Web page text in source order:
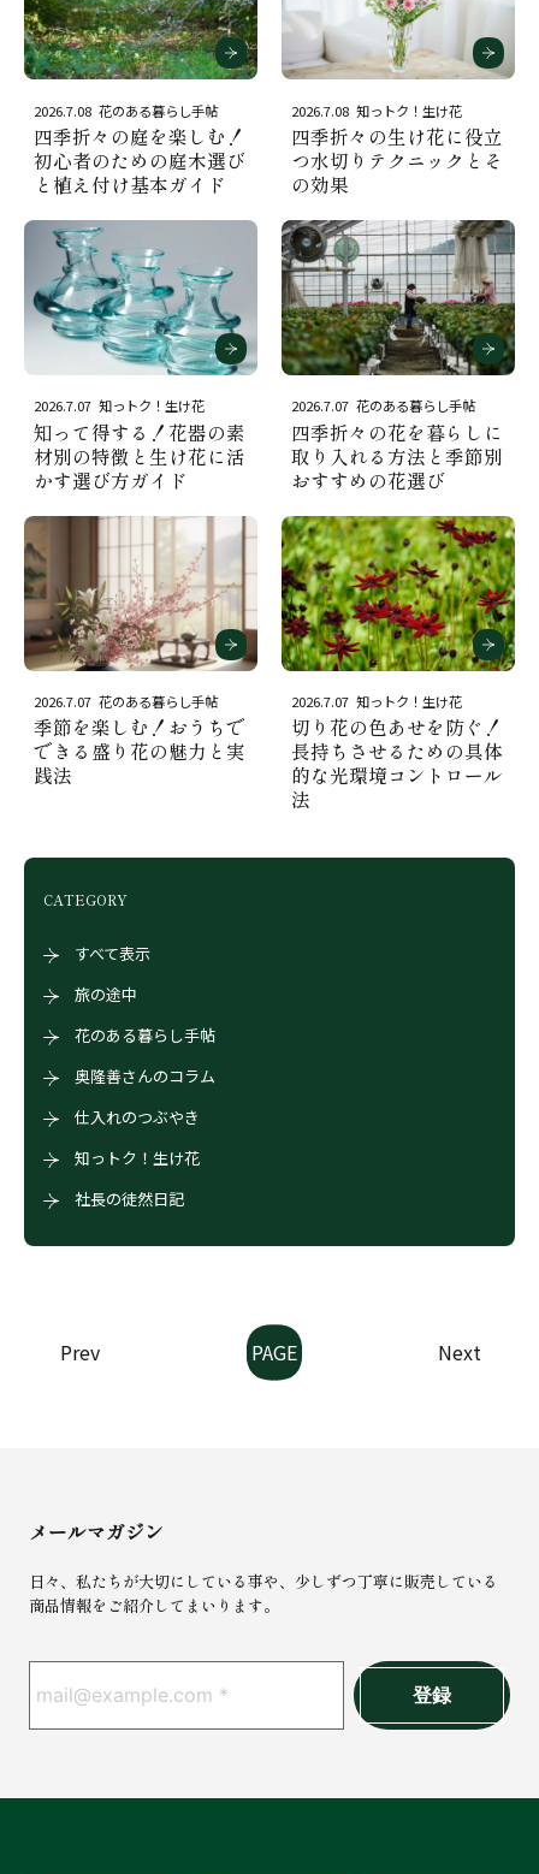
2026.7.08 花のある暮らし手帖
四季折々の庭を楽しむ！
初心者のための庭木選び
と植え付け基本ガイド
2026.7.08 知っトク！生け花
四季折々の生け花に役立
つ水切りテクニックとそ
の効果
2026.7.07 知っトク！生け花
知って得する！花器の素
材別の特徴と生け花に活
かす選び方ガイド
2026.7.07 花のある暮らし手帖
四季折々の花を暮らしに
取り入れる方法と季節別
おすすめの花選び
2026.7.07 花のある暮らし手帖
季節を楽しむ！おうちで
できる盛り花の魅力と実
践法
2026.7.07 知っトク！生け花
切り花の色あせを防ぐ！
長持ちさせるための具体
的な光環境コントロール
法
CATEGORY
すべて表示
旅の途中
花のある暮らし手帖
奥隆善さんのコラム
仕入れのつぶやき
知っトク！生け花
社長の徒然日記
Prev
Next
メールマガジン
日々、私たちが大切にしている事や、少しずつ丁寧に販売している
商品情報をご紹介してまいります。